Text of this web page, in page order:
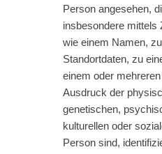
Person angesehen,
insbesondere mittels
wie einem Namen,
Standortdaten, zu
einem oder
Ausdruck der
genetischen,
kulturellen oder
Person sind,